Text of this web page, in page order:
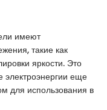
имеют
такие как
яркости. Это
электроэнергии еще
для использования в